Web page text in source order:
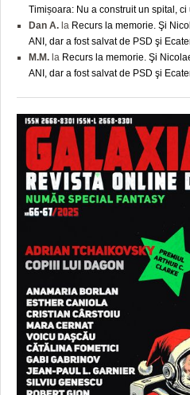
Timișoara: Nu a construit un spital,
Dan A. la Recurs la memorie. Şi
ANI, dar a fost salvat de PSD şi
M.M. la Recurs la memorie. Şi
ANI, dar a fost salvat de PSD şi